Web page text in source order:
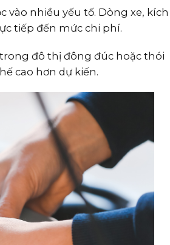
vào nhiều yếu tố. Dòng xe, kích
tiếp đến mức chi phí.
đô thị đông đúc hoặc thói
cao hơn dự kiến.